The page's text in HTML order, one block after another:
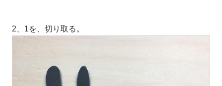
2、1を、切り取る。